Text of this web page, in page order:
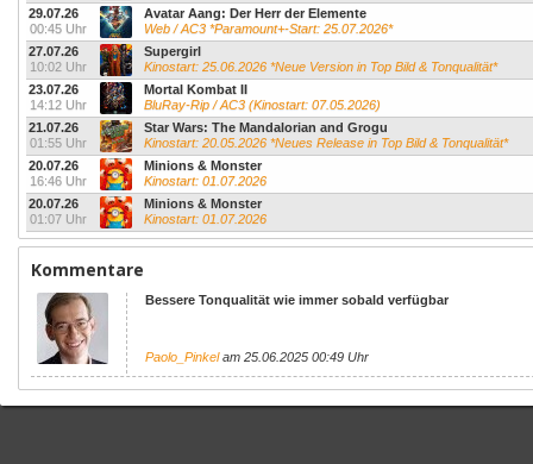
29.07.26
00:45 Uhr
Avatar Aang: Der Herr der Elemente
Web / AC3 *Paramount+-Start: 25.07.2026*
27.07.26
10:02 Uhr
Supergirl
Kinostart: 25.06.2026 *Neue Version in Top Bild & Tonqualität*
23.07.26
14:12 Uhr
Mortal Kombat II
BluRay-Rip / AC3 (Kinostart: 07.05.2026)
21.07.26
01:55 Uhr
Star Wars: The Mandalorian and Grogu
Kinostart: 20.05.2026 *Neues Release in Top Bild & Tonqualität*
20.07.26
16:46 Uhr
Minions & Monster
Kinostart: 01.07.2026
20.07.26
01:07 Uhr
Minions & Monster
Kinostart: 01.07.2026
Kommentare
Bessere Tonqualität wie immer sobald verfügbar
Paolo_Pinkelam 25.06.2025 00:49 Uhr